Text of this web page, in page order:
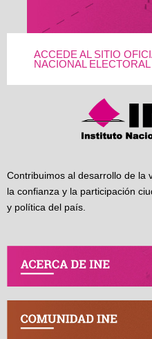
ACCEDE AL SITIO
NACIONAL ELECTORAL
Contribuimos al desarrollo de la
la confianza y la participación
y política del país.